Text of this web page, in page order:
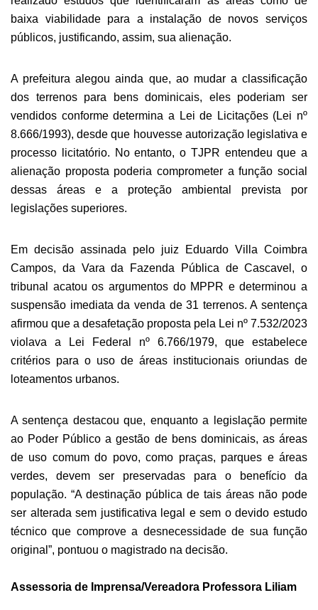
baixa viabilidade para a instalação de novos serviços
públicos, justificando, assim, sua alienação.
A prefeitura alegou ainda que, ao mudar a classificação
dos terrenos para bens dominicais, eles poderiam ser
vendidos conforme determina a Lei de Licitações (Lei nº
8.666/1993), desde que houvesse autorização legislativa e
processo licitatório. No entanto, o TJPR entendeu que a
alienação proposta poderia comprometer a função social
dessas áreas e a proteção ambiental prevista por
legislações superiores.
Em decisão assinada pelo juiz Eduardo Villa Coimbra
Campos, da Vara da Fazenda Pública de Cascavel, o
tribunal acatou os argumentos do MPPR e determinou a
suspensão imediata da venda de 31 terrenos. A sentença
afirmou que a desafetação proposta pela Lei nº 7.532/2023
violava a Lei Federal nº 6.766/1979, que estabelece
critérios para o uso de áreas institucionais oriundas de
loteamentos urbanos.
A sentença destacou que, enquanto a legislação permite
ao Poder Público a gestão de bens dominicais, as áreas
de uso comum do povo, como praças, parques e áreas
verdes, devem ser preservadas para o benefício da
população. “A destinação pública de tais áreas não pode
ser alterada sem justificativa legal e sem o devido estudo
técnico que comprove a desnecessidade de sua função
original”, pontuou o magistrado na decisão.
Assessoria de Imprensa/Vereadora Professora Liliam